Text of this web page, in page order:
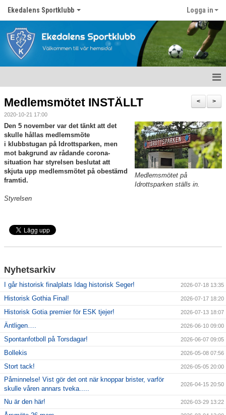
Ekedalens Sportklubb Logga in
Våra lag
Om föreningen
Nyheter
Kontakt
Matcher
Drive in-bingo
Giff-cupen
Bildgalleri
>
<
Medlemsmötet INSTÄLLT
2020-10-21 17:00
Medlemsmötet på
Idrottsparken ställs in.
Den 5 november var det tänkt att det
skulle hållas medlemsmöte
i klubbstugan på Idrottsparken, men
mot bakgrund av rådande corona-
situation har styrelsen beslutat att
skjuta upp medlemsmötet på obestämd
framtid.
Styrelsen
Nyhetsarkiv
I går historisk finalplats Idag historisk Seger! 2026-07-18 13:35
Historisk Gothia Final! 2026-07-17 18:20
Historisk Gotia premier för ESK tjejer! 2026-07-13 18:07
Äntligen…. 2026-06-10 09:00
Spontanfotboll på Torsdagar! 2026-06-07 09:05
Bollekis 2026-05-08 07:56
Stort tack! 2026-05-05 20:00
Påminnelse! Vist gör det ont när knoppar brister, varför
skulle våren annars tveka.....
2026-04-15 20:50
Nu är den här! 2026-03-29 13:22